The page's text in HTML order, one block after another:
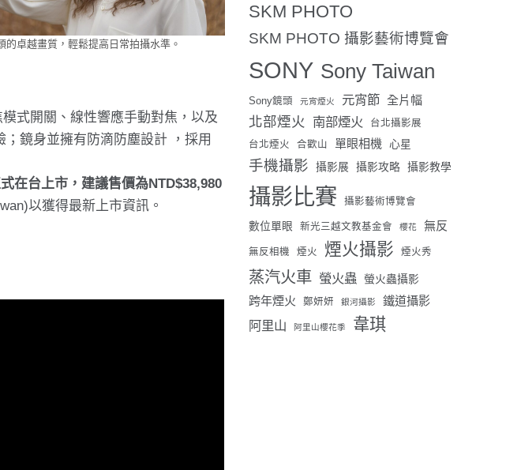
卓越畫質，輕鬆提高日常拍攝水準。
式開關、線性響應手動對焦，以及
鏡身並擁有防滴防塵設計 ，採用
在台上市，建議售價為NTD$38,980
以獲得最新上市資訊。
SKM PHOTO
SKM PHOTO 攝影藝術博覽會
SONY Sony Taiwan
Sony鏡頭 元宵煙火 元宵節 全片幅
北部煙火 南部煙火
台北攝影展
台北煙火
合歡山 單眼相機 心星
手機攝影 攝影展 攝影攻略 攝影教學
攝影比賽 攝影藝術博覽會
數位單眼 新光三越文教基金會 櫻花 無反
無反相機 煙火 煙火攝影 煙火秀
蒸汽火車 螢火蟲 螢火蟲攝影
跨年煙火 鄭妍妍 銀河攝影 鐵道攝影
阿里山 阿里山櫻花季 韋琪